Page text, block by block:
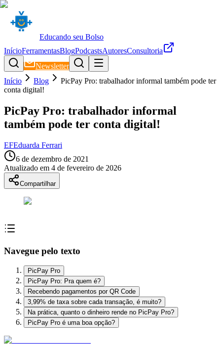
Educando seu Bolso
InícioFerramentasBlogPodcastsAutoresConsultoria
Newsletter
Início
Blog
PicPay Pro: trabalhador informal também pode ter
conta digital!
PicPay Pro: trabalhador informal
também pode ter conta digital!
EFEduarda Ferrari
6 de dezembro de 2021
Atualizado em 4 de fevereiro de 2026
Compartilhar
Navegue pelo texto
PicPay Pro
PicPay Pro: Pra quem é?
Recebendo pagamentos por QR Code
3,99% de taxa sobre cada transação, é muito?
Na prática, quanto o dinheiro rende no PicPay Pro?
PicPay Pro é uma boa opção?